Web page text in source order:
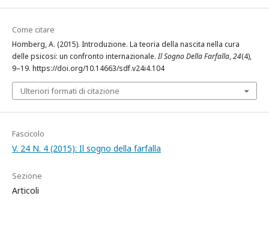
Come citare
Homberg, A. (2015). Introduzione. La teoria della nascita nella cura
delle psicosi: un confronto internazionale.Il Sogno Della Farfalla,24(4),
9–19. https://doi.org/10.14663/sdf.v24i4.104
Ulteriori formati di citazione
Fascicolo
V. 24 N. 4 (2015): Il sogno della farfalla
Sezione
Articoli